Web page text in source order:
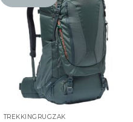
TREKKINGRUGZAK